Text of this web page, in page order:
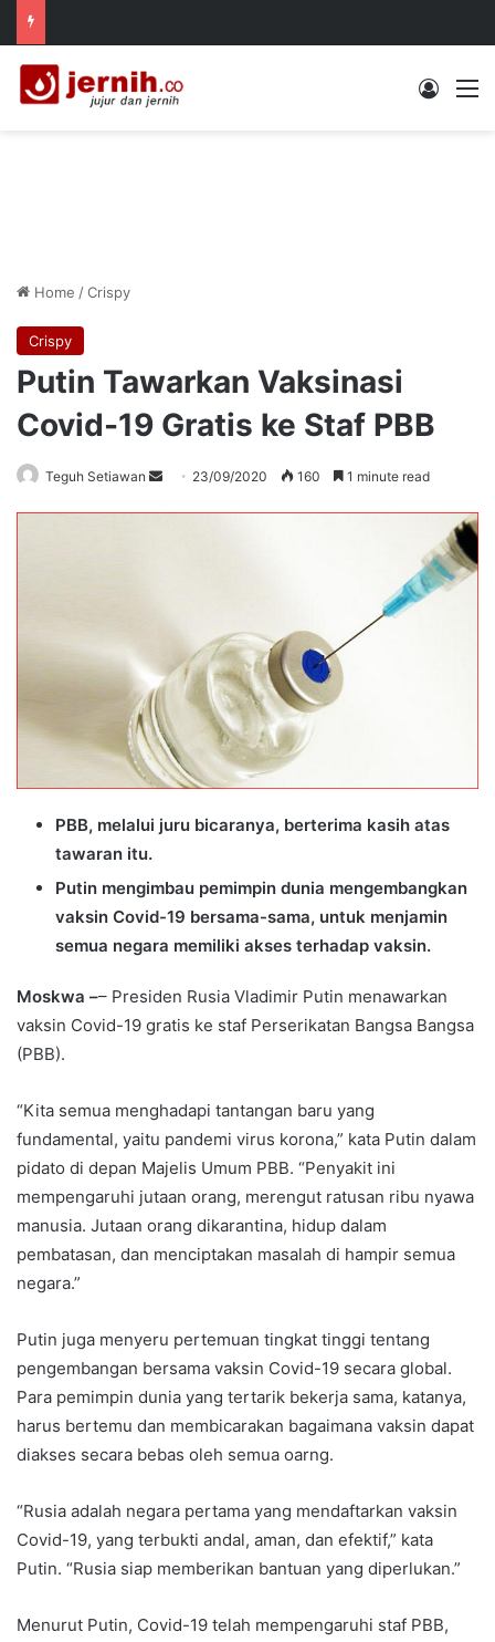
Log In
Home /Crispy
Crispy
Putin Tawarkan Vaksinasi
Covid-19 Gratis ke Staf PBB
Teguh Setiawan
Send 23/09/2020 160 1 minute read
PBB, melalui juru bicaranya, berterima kasih atas
tawaran itu.
Putin mengimbau pemimpin dunia mengembangkan
vaksin Covid-19 bersama-sama, untuk menjamin
semua negara memiliki akses terhadap vaksin.
Moskwa –– Presiden Rusia Vladimir Putin menawarkan
vaksin Covid-19 gratis ke staf Perserikatan Bangsa Bangsa
(PBB).
“Kita semua menghadapi tantangan baru yang
fundamental, yaitu pandemi virus korona,” kata Putin dalam
pidato di depan Majelis Umum PBB. “Penyakit ini
mempengaruhi jutaan orang, merengut ratusan ribu nyawa
manusia. Jutaan orang dikarantina, hidup dalam
pembatasan, dan menciptakan masalah di hampir semua
negara.”
Putin juga menyeru pertemuan tingkat tinggi tentang
pengembangan bersama vaksin Covid-19 secara global.
Para pemimpin dunia yang tertarik bekerja sama, katanya,
harus bertemu dan membicarakan bagaimana vaksin dapat
diakses secara bebas oleh semua oarng.
“Rusia adalah negara pertama yang mendaftarkan vaksin
Covid-19, yang terbukti andal, aman, dan efektif,” kata
Putin. “Rusia siap memberikan bantuan yang diperlukan.”
Menurut Putin, Covid-19 telah mempengaruhi staf PBB,